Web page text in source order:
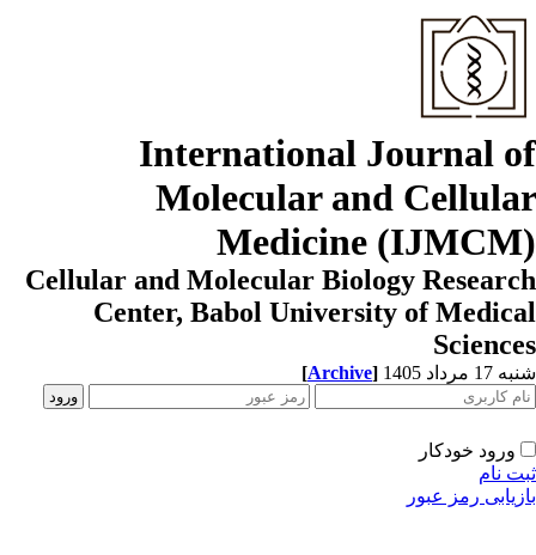
International Journal
Molecular and
Medicine
Cellular and Molecular Biology
Center, Babol University of
مرداد 1405 [Archive]
ورود خودکار
نام
رمز عبور